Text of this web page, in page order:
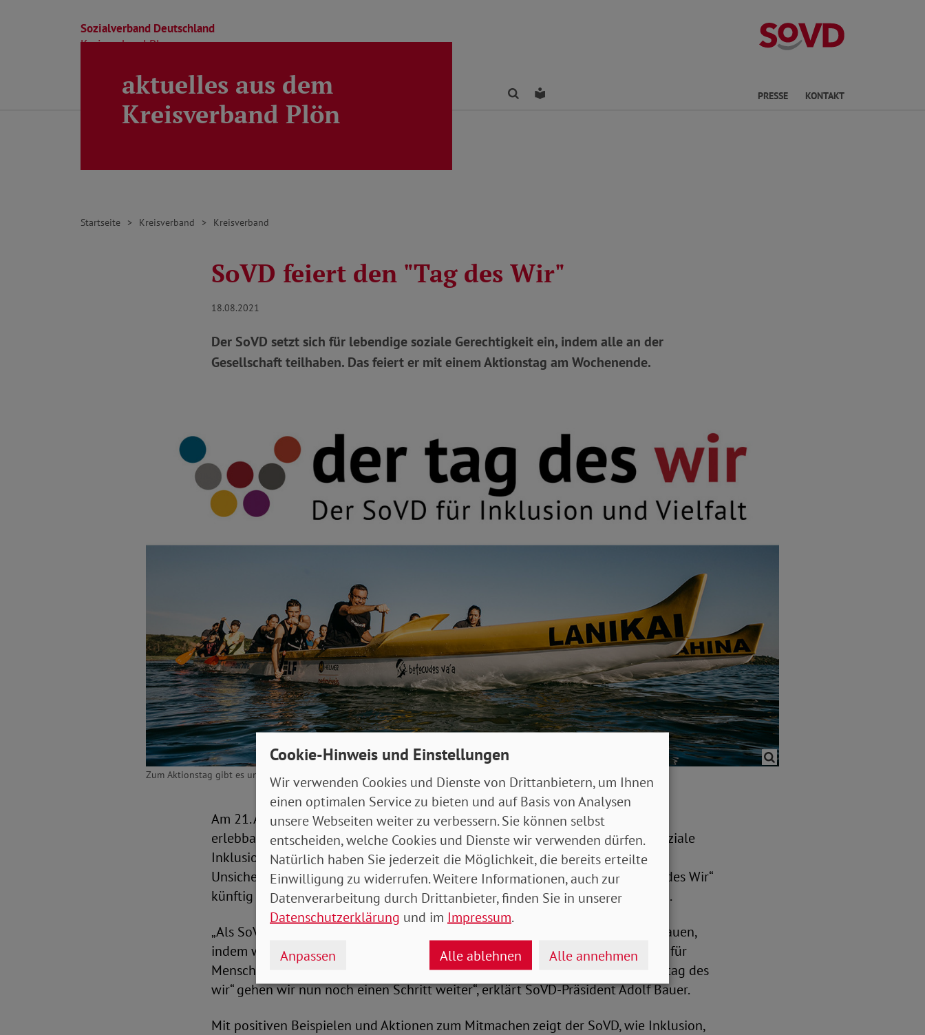
Sozialverband Deutschland
Kreisverband Ploen
Kreisverband
Direkt zu den Inhalten springen
Beratung Ortsverbände Kreisverband FindenLeichte Sprache PRESSE KONTAKT
aktuelles aus dem
Kreisverband Plön
Startseite Kreisverband Kreisverband
SoVD feiert den "Tag des Wir"
18.08.2021
Der SoVD setzt sich für lebendige soziale Gerechtigkeit ein, indem alle an der
Gesellschaft teilhaben. Das feiert er mit einem Aktionstag am Wochenende.
Zum Aktionstag gibt es unter anderem eine inklusive Bootsregatta.
Am 21. August werden wir nicht nur über soziale Inklusion reden, sondern sie
erlebbar machen. Dieser Tag spiegelt die Vielfalt, die sich hinter dem Thema soziale
Inklusion verbirgt, wider. Im SoVD stehen seit jeher Menschen, die soziale
Unsicherheit und Ungerechtigkeit erleben, im Zentrum. Das soll auch der „Tag des Wir“
künftig darstellen. Unter anderem startet eine inklusive Ruderregatta in Berlin.
„Als SoVD wollen wir nicht nur über Barrieren sprechen, sondern sie auch abbauen,
indem wir Begegnungen schaffen. Deshalb haben wir 2014 den Inklusionslauf für
Menschen mit und ohne Behinderungen in Berlin ins Leben gerufen. Mit dem „tag des
wir“ gehen wir nun noch einen Schritt weiter“, erklärt SoVD-Präsident Adolf Bauer.
Mit positiven Beispielen und Aktionen zum Mitmachen zeigt der SoVD, wie Inklusion,
Cookie-Hinweis und Einstellungen
Wir verwenden Cookies und Dienste von Drittanbietern, um Ihnen
einen optimalen Service zu bieten und auf Basis von Analysen
unsere Webseiten weiter zu verbessern. Sie können selbst
entscheiden, welche Cookies und Dienste wir verwenden dürfen.
Natürlich haben Sie jederzeit die Möglichkeit, die bereits erteilte
Einwilligung zu widerrufen. Weitere Informationen, auch zur
Datenverarbeitung durch Drittanbieter, finden Sie in unserer
Datenschutzerklärung und im Impressum.
Anpassen Alle ablehnen Alle annehmen